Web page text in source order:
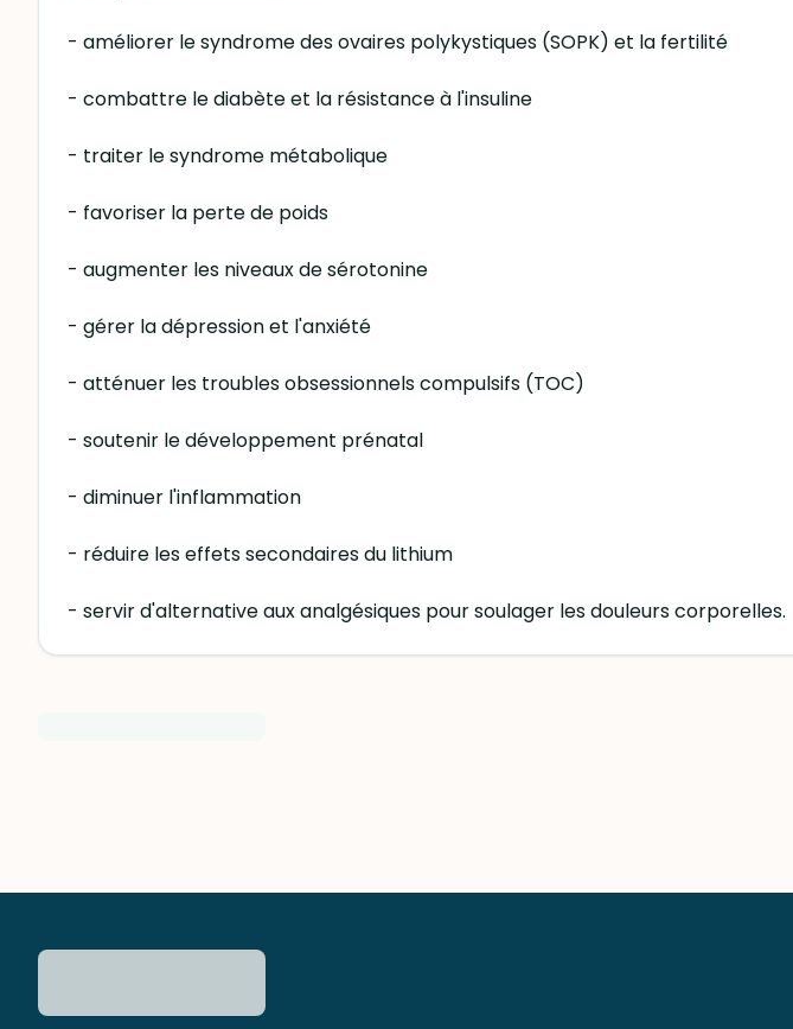
- améliorer le syndrome des ovaires polykystiques (SOPK) et la fertilité
- combattre le diabète et la résistance à l'insuline
- traiter le syndrome métabolique
- favoriser la perte de poids
- augmenter les niveaux de sérotonine
- gérer la dépression et l'anxiété
- atténuer les troubles obsessionnels compulsifs (TOC)
- soutenir le développement prénatal
- diminuer l'inflammation
- réduire les effets secondaires du lithium
- servir d'alternative aux analgésiques pour soulager les douleurs corporelles.